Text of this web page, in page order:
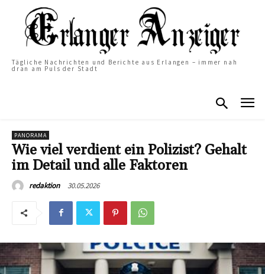
Tägliche Nachrichten und Berichte aus Erlangen – immer nah
dran am Puls der Stadt
PANORAMA
Wie viel verdient ein Polizist? Gehalt
im Detail und alle Faktoren
redaktion 30.05.2026